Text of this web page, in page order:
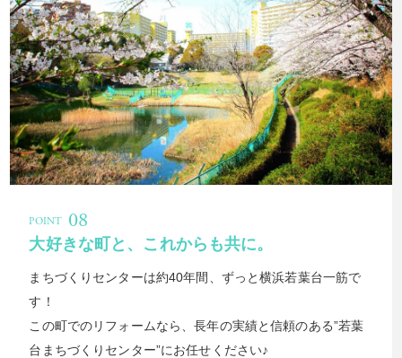
大好きな町と、これからも共に。
まちづくりセンターは約40年間、ずっと横浜若葉台一筋で
す！
この町でのリフォームなら、長年の実績と信頼のある”若葉
台まちづくりセンター”にお任せください♪